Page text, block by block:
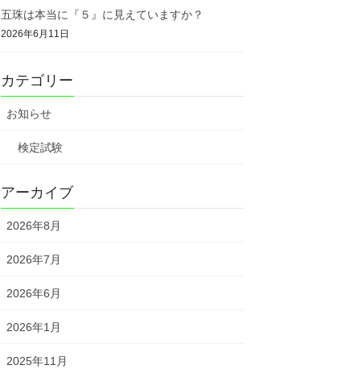
五珠は本当に『５』に見えていますか？
2026年6月11日
カテゴリー
お知らせ
検定試験
アーカイブ
2026年8月
2026年7月
2026年6月
2026年1月
2025年11月